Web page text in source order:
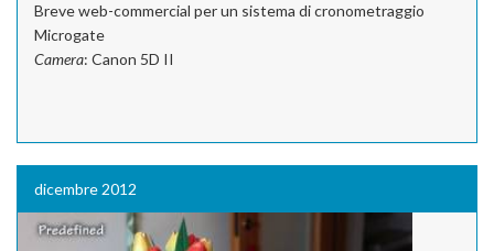
Breve web-commercial per un sistema di cronometraggio
Microgate
Camera: Canon 5D II
dicembre 2012